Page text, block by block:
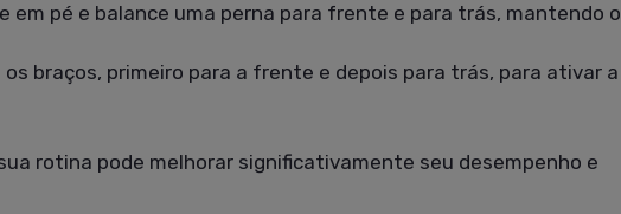
em pé e balance uma perna para frente e para trás, mantendo o
os braços, primeiro para a frente e depois para trás, para ativar a
rotina pode melhorar significativamente seu desempenho e